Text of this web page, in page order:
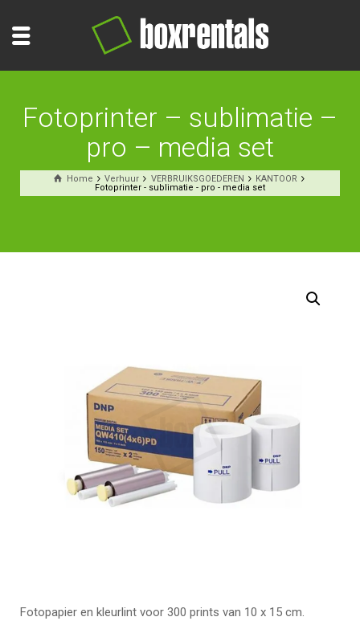
Fotoprinter – sublimatie –
pro – media set
Home Verhuur VERBRUIKSGOEDEREN
KANTOOR
Fotoprinter - sublimatie - pro - media set
Fotopapier en kleurlint voor 300 prints van 10 x 15 cm.